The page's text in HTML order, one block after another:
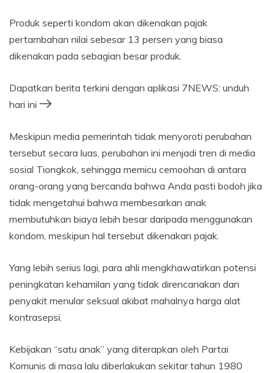
Produk seperti kondom akan dikenakan pajak
pertambahan nilai sebesar 13 persen yang biasa
dikenakan pada sebagian besar produk.
Dapatkan berita terkini dengan aplikasi 7NEWS: unduh
hari ini
Meskipun media pemerintah tidak menyoroti perubahan
tersebut secara luas, perubahan ini menjadi tren di media
sosial Tiongkok, sehingga memicu cemoohan di antara
orang-orang yang bercanda bahwa Anda pasti bodoh jika
tidak mengetahui bahwa membesarkan anak
membutuhkan biaya lebih besar daripada menggunakan
kondom, meskipun hal tersebut dikenakan pajak.
Yang lebih serius lagi, para ahli mengkhawatirkan potensi
peningkatan kehamilan yang tidak direncanakan dan
penyakit menular seksual akibat mahalnya harga alat
kontrasepsi.
Kebijakan “satu anak” yang diterapkan oleh Partai
Komunis di masa lalu diberlakukan sekitar tahun 1980